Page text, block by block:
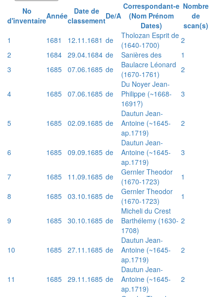
No
d'inventaireAnnée
Date de
classementDe/A
Correspondant-e
(Nom Prénom
Dates)
Nombre
de
scan(s)
1
1681 12.11.1681 de
Tholozan Esprit de
(1640-1700)
2
2
1684 29.04.1684 de Sanières des
1
3
1685 07.06.1685 de
Baulacre Léonard
(1670-1761)
2
4 1685 07.06.1685 de
Du Noyer Jean-
Philippe (~1668-
1691?)
3
5 1685 02.09.1685 de
Dautun Jean-
Antoine (~1645-
ap.1719)
2
6 1685 09.09.1685 de
Dautun Jean-
Antoine (~1645-
ap.1719)
3
7 1685 11.09.1685 de
Gernler Theodor
(1670-1723)
1
8
1685 03.10.1685 de
Gernler Theodor
(1670-1723)
1
9 1685 30.10.1685 de
Micheli du Crest
Barthélemy (1630-
1708)
2
10 1685 27.11.1685 de
Dautun Jean-
Antoine (~1645-
ap.1719)
2
11 1685 29.11.1685 de
Dautun Jean-
Antoine (~1645-
ap.1719)
2